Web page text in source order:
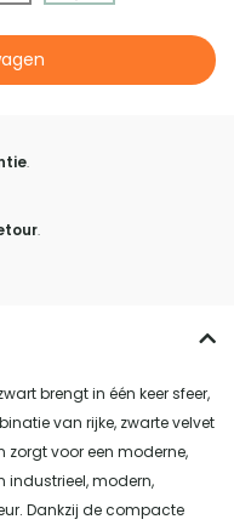
.
.
brengt in één keer sfeer,
van rijke, zwarte velvet
zorgt voor een moderne,
industrieel, modern,
Dankzij de compacte